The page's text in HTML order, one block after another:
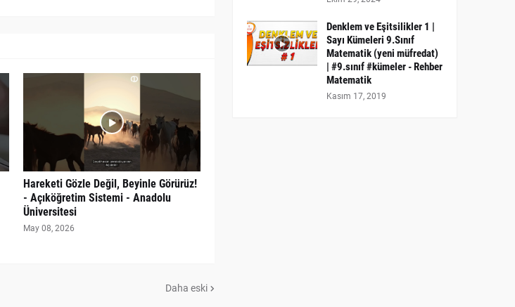
Hareketi Gözle Değil, Beyinle Görürüz!
- Açıköğretim Sistemi - Anadolu
Üniversitesi
May 08, 2026
Daha eski
Denklem ve Eşitsilikler 1 |
Sayı Kümeleri 9.Sınıf
Matematik (yeni müfredat)
| #9.sınıf #kümeler - Rehber
Matematik
Kasım 17, 2019